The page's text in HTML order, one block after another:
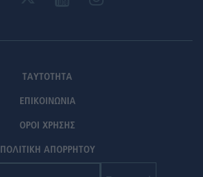
ΤΑΥΤΟΤΗΤΑ
ΕΠΙΚΟΙΝΩΝΙΑ
ΟΡΟΙ ΧΡΗΣΗΣ
ΠΟΛΙΤΙΚΗ ΑΠΟΡΡΗΤΟΥ